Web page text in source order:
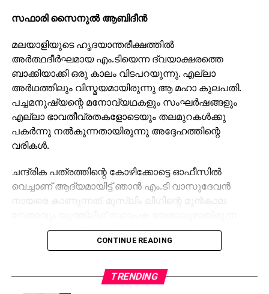
സഫാരി സൈനുല്‍ ആബിദീന്‍
മലയാളിയുടെ ഹൃദയാന്തരീക്ഷത്തില്‍
അര്‍ത്ഥദീര്‍ഘമായ എം.ടിയെന്ന ദ്വയാക്ഷരത്തെ
ബാക്കിയാക്കി ഒരു കാലം വിടപറയുന്നു. എല്ലാ
അര്‍ഥത്തിലും വിസ്മയമായിരുന്നു ആ മഹാ കുലപതി.
പച്ചമനുഷ്യന്റെ മനോവ്യഥകളും സംഘര്‍ഷങ്ങളും
എല്ലാ ഭാവതീവ്രതകളോടെയും തലമുറകള്‍ക്കു
പകര്‍ന്നു നല്‍കുന്നതായിരുന്നു അദ്ദേഹത്തിന്റെ
വരികള്‍.
ചന്ദ്രിക പത്രത്തിന്റെ കോഴിക്കോട്ടെ ഓഫീസില്‍
വെച്ചാണ് ആദ്യമായിട്ട് ഞാന്‍ എം.ടി വാസുദേവന്‍
നായരെ കാണുന്നത്. മുസ്ലിം ലീഗിന്റെ മുന്‍കാല
കെ.കെ മുഹമ്മദ് സാഹിബിന്റെ കൂടെയായിരുന്ന
അന്നത്തെ കാഴ്ച. മലയാളക്കരയുടെ തലമുതിര്‍ന്ന
നിര്‍ദ്ദേശങ്ങള്‍ സമുദായത്തിന്റെ അക്ഷരവെളിച്ച
പ്രയാണങ്ങള്‍ക്ക് എന്നും കരുത്തായിരുന്നു. പഠന
CONTINUE READING
TRENDING